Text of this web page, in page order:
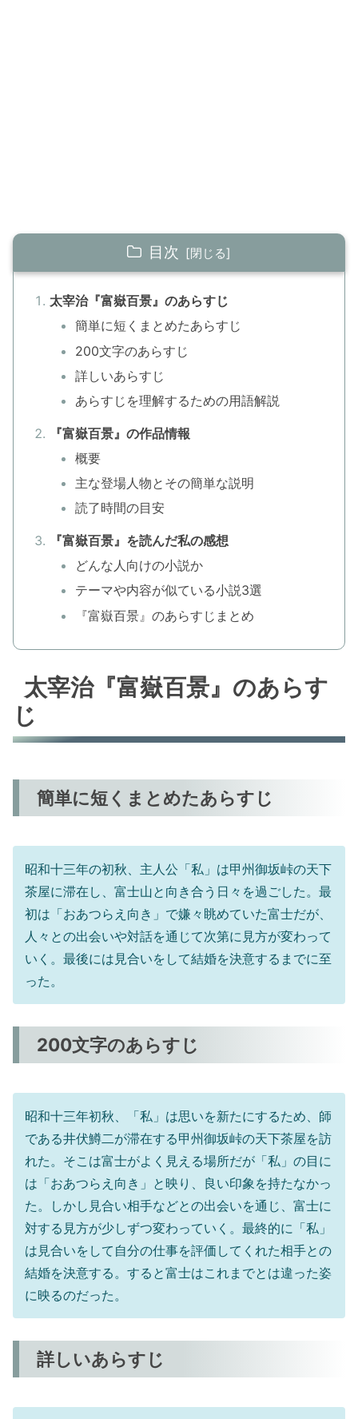
目次
太宰治『富嶽百景』のあらすじ
簡単に短くまとめたあらすじ
200文字のあらすじ
詳しいあらすじ
あらすじを理解するための用語解説
『富嶽百景』の作品情報
概要
主な登場人物とその簡単な説明
読了時間の目安
『富嶽百景』を読んだ私の感想
どんな人向けの小説か
テーマや内容が似ている小説3選
『富嶽百景』のあらすじまとめ
太宰治『富嶽百景』のあらす
じ
簡単に短くまとめたあらすじ
昭和十三年の初秋、主人公「私」は甲州御坂峠の天下
茶屋に滞在し、富士山と向き合う日々を過ごした。最
初は「おあつらえ向き」で嫌々眺めていた富士だが、
人々との出会いや対話を通じて次第に見方が変わって
いく。最後には見合いをして結婚を決意するまでに至
った。
200文字のあらすじ
昭和十三年初秋、「私」は思いを新たにするため、師
である井伏鱒二が滞在する甲州御坂峠の天下茶屋を訪
れた。そこは富士がよく見える場所だが「私」の目に
は「おあつらえ向き」と映り、良い印象を持たなかっ
た。しかし見合い相手などとの出会いを通じ、富士に
対する見方が少しずつ変わっていく。最終的に「私」
は見合いをして自分の仕事を評価してくれた相手との
結婚を決意する。すると富士はこれまでとは違った姿
に映るのだった。
詳しいあらすじ